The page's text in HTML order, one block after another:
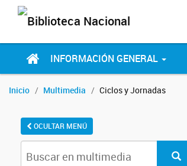
INFORMACIÓN GENERAL
Inicio Multimedia Ciclos y Jornadas
OCULTAR MENÚ